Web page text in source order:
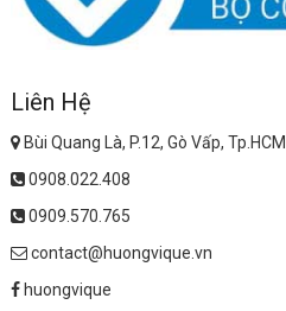
Liên Hệ
Bùi Quang Là, P.12, Gò Vấp, Tp.HCM
0908.022.408
0909.570.765
contact@huongvique.vn
huongvique